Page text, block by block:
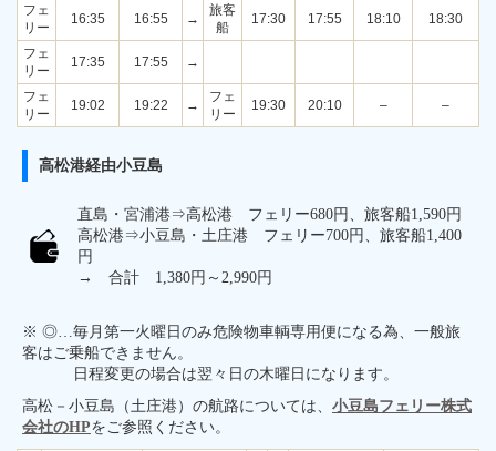
フェ
リー
16:35 16:55 →
旅客
船
17:30 17:55 18:10 18:30
フェ
リー
17:35 17:55 →
フェ
リー
19:02 19:22 →
フェ
リー
19:30 20:10 – –
高松港経由小豆島
直島・宮浦港⇒高松港 フェリー680円、旅客船1,590円
高松港⇒小豆島・土庄港 フェリー700円、旅客船1,400
円
→ 合計 1,380円～2,990円
※ ◎…毎月第一火曜日のみ危険物車輌専用便になる為、一般旅
客はご乗船できません。
日程変更の場合は翌々日の木曜日になります。
高松－小豆島（土庄港）の航路については、 小豆島フェリー株式
会社のHPをご参照ください。